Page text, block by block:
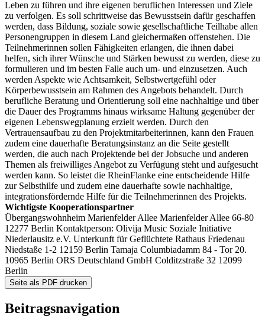
Leben zu führen und ihre eigenen beruflichen Interessen und Ziele
zu verfolgen. Es soll schrittweise das Bewusstsein dafür geschaffen
werden, dass Bildung, soziale sowie gesellschaftliche Teilhabe allen
Personengruppen in diesem Land gleichermaßen offenstehen. Die
Teilnehmerinnen sollen Fähigkeiten erlangen, die ihnen dabei
helfen, sich ihrer Wünsche und Stärken bewusst zu werden, diese zu
formulieren und im besten Falle auch um- und einzusetzen. Auch
werden Aspekte wie Achtsamkeit, Selbstwertgefühl oder
Körperbewusstsein am Rahmen des Angebots behandelt. Durch
berufliche Beratung und Orientierung soll eine nachhaltige und über
die Dauer des Programms hinaus wirksame Haltung gegenüber der
eigenen Lebenswegplanung erzielt werden. Durch den
Vertrauensaufbau zu den Projektmitarbeiterinnen, kann den Frauen
zudem eine dauerhafte Beratungsinstanz an die Seite gestellt
werden, die auch nach Projektende bei der Jobsuche und anderen
Themen als freiwilliges Angebot zu Verfügung steht und aufgesucht
werden kann. So leistet die RheinFlanke eine entscheidende Hilfe
zur Selbsthilfe und zudem eine dauerhafte sowie nachhaltige,
integrationsfördernde Hilfe für die Teilnehmerinnen des Projekts.
Wichtigste Kooperationspartner
Übergangswohnheim Marienfelder Allee Marienfelder Allee 66-80
12277 Berlin Kontaktperson: Olivija Music Soziale Initiative
Niederlausitz e.V. Unterkunft für Geflüchtete Rathaus Friedenau
Niedstaße 1-2 12159 Berlin Tamaja Columbiadamm 84 - Tor 20.
10965 Berlin ORS Deutschland GmbH Colditzstraße 32 12099
Berlin
Seite als PDF drucken
Beitragsnavigation